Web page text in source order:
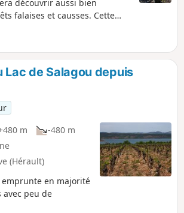
découvrir aussi bien
et causses. Cette
de risque des incendies.
la carte.
Lac de Salagou depuis
m
-480 m
(Hérault)
emprunte en majorité
peu de